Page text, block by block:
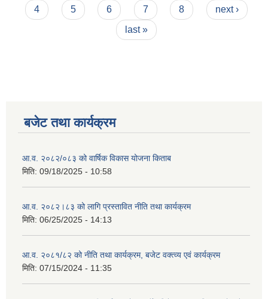
4
5 6 7 8
next ›
last »
बजेट तथा कार्यक्रम
आ.व. २०८२/०८३ को वार्षिक विकास योजना किताब
मिति: 09/18/2025 - 10:58
आ.व. २०८२।८३ को लागि प्रस्तावित नीति तथा कार्यक्रम
मिति: 06/25/2025 - 14:13
आ.व. २०८१/८२ को नीति तथा कार्यक्रम, बजेट वक्त्व्य एवं कार्यक्रम
मिति: 07/15/2024 - 11:35